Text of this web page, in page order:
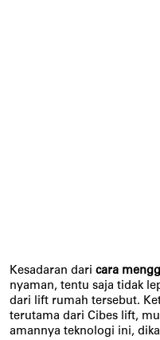
Kesadaran dari cara
nyaman, tentu saja tidak
dari lift rumah tersebut.
terutama dari Cibes lift,
amannya teknologi ini,